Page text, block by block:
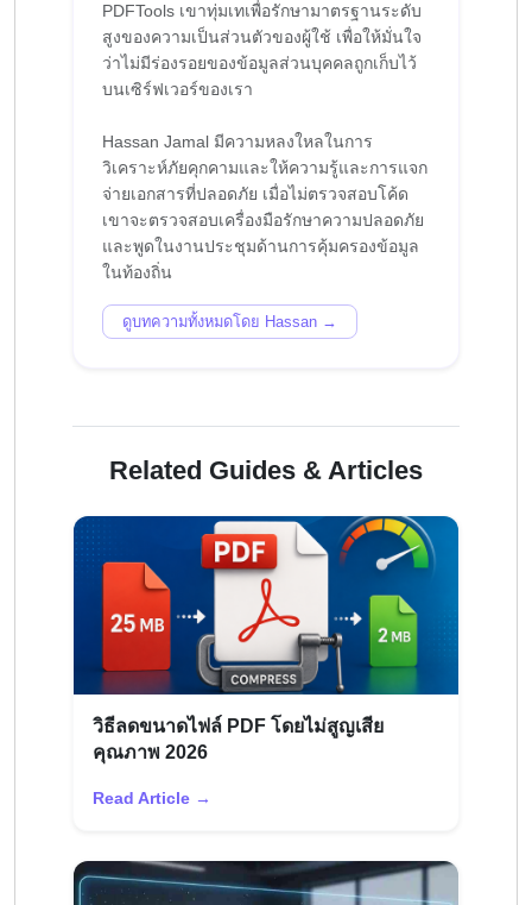
PDFTools เขาทุ่มเทเพื่อรักษามาตรฐานระดับ
สูงของความเป็นส่วนตัวของผู้ใช้ เพื่อให้มั่นใจ
ว่าไม่มีร่องรอยของข้อมูลส่วนบุคคลถูกเก็บไว้
บนเซิร์ฟเวอร์ของเรา
Hassan Jamal มีความหลงใหลในการ
วิเคราะห์ภัยคุกคามและให้ความรู้และการแจก
จ่ายเอกสารที่ปลอดภัย เมื่อไม่ตรวจสอบโค้ด
เขาจะตรวจสอบเครื่องมือรักษาความปลอดภัย
และพูดในงานประชุมด้านการคุ้มครองข้อมูล
ดูบทความทั้งหมดโดย Hassan →
Related Guides & Articles
วิธีลดขนาดไฟล์ PDF โดยไม่สูญเสีย
คุณภาพ 2026
Read Article →